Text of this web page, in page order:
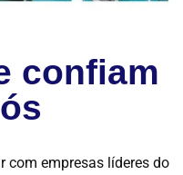
confiam
com empresas líderes do